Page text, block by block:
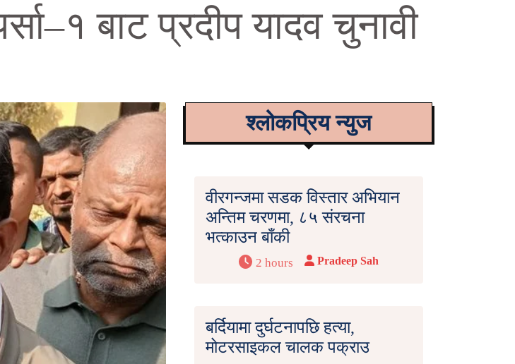
बाट प्रदीप यादव चुनावी
श्लोकप्रिय न्युज
वीरगन्जमा सडक विस्तार अभियान
अन्तिम चरणमा, ८५ संरचना
भत्काउन बाँकी
2 hours Pradeep Sah
बर्दियामा दुर्घटनापछि हत्या,
मोटरसाइकल चालक पक्राउ